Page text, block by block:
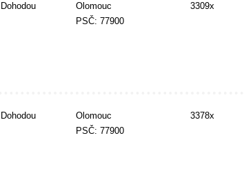
Dohodou
Olomouc
PSČ: 77900
3309x
Dohodou
Olomouc
PSČ: 77900
3378x